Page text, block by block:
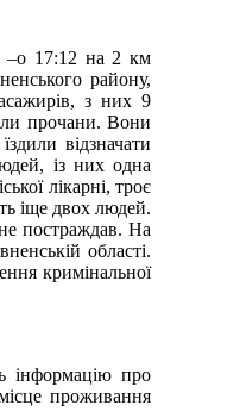
–о 17:12 на 2 км
району,
з них 9
прочани. Вони
відзначати
із них одна
лікарні, троє
іще двох людей.
постраждав. На
області.
кримінальної
інформацію про
проживання